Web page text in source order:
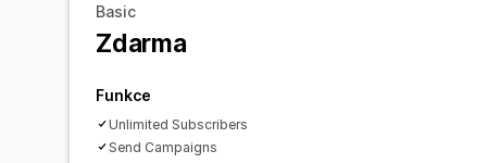
Basic
Zdarma
Funkce
Unlimited Subscribers
Send Campaigns